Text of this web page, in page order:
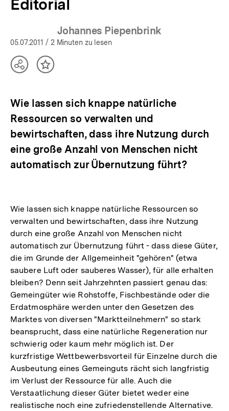
Editorial
Johannes Piepenbrink
05.07.2011 / 2 Minuten zu lesen
TeilenInhalt
Wie lassen sich knappe natürliche
Ressourcen so verwalten und
bewirtschaften, dass ihre Nutzung durch
eine große Anzahl von Menschen nicht
automatisch zur Übernutzung führt?
Wie lassen sich knappe natürliche Ressourcen so
verwalten und bewirtschaften, dass ihre Nutzung
durch eine große Anzahl von Menschen nicht
automatisch zur Übernutzung führt - dass diese Güter,
die im Grunde der Allgemeinheit "gehören" (etwa
saubere Luft oder sauberes Wasser), für alle erhalten
bleiben? Denn seit Jahrzehnten passiert genau das:
Gemeingüter wie Rohstoffe, Fischbestände oder die
Erdatmosphäre werden unter den Gesetzen des
Marktes von diversen "Marktteilnehmern" so stark
beansprucht, dass eine natürliche Regeneration nur
schwierig oder kaum mehr möglich ist. Der
kurzfristige Wettbewerbsvorteil für Einzelne durch die
Ausbeutung eines Gemeinguts rächt sich langfristig
im Verlust der Ressource für alle. Auch die
Verstaatlichung dieser Güter bietet weder eine
realistische noch eine zufriedenstellende Alternative.